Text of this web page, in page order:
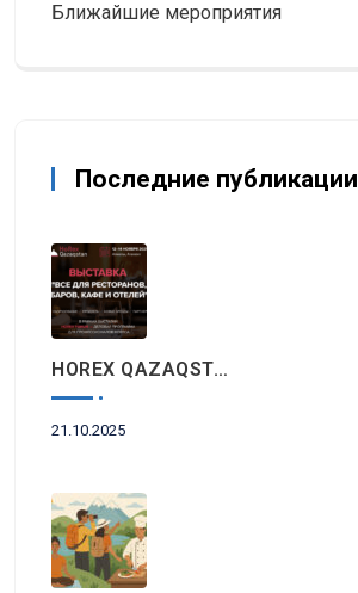
Ближайшие мероприятия
Последние публикации
HOREX QAZAQSTAN 2025: Главное Событие Индустрии Гостеприимства И Ресторанного Бизнеса Пройдет Этой Осенью В Алматы
21.10.2025